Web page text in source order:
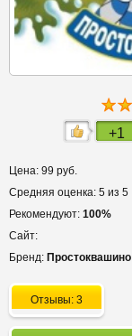
+1
Цена: 99 руб.
Средняя оценка: 5 из 5
Рекомендуют: 100%
Сайт:
Бренд: Простоквашино
Отзывы: 3